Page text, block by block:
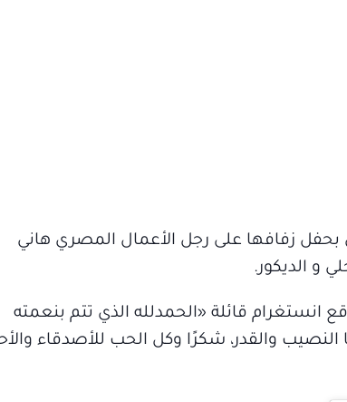
بحفل زفافها على رجل الأعمال المصري هاني
و الديكور.
قائلة «الحمدلله الذي تتم بنعمته
والقدر، شكرًا وكل الحب للأصدقاء